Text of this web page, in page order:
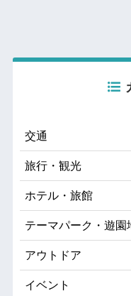
交通
旅行・観光
ホテル・旅館
テーマパーク・遊園
アウトドア
イベント